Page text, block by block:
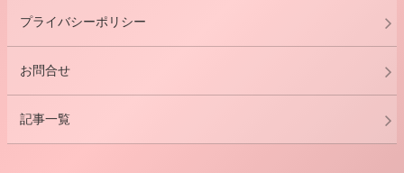
プライバシーポリシー
お問合せ
記事一覧